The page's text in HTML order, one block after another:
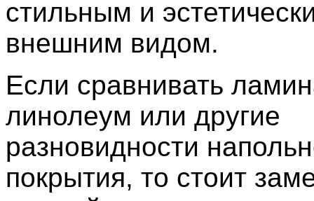
стильным и
внешним видом.
Если сравнивать
линолеум или другие
разновидности
покрытия, то стоит